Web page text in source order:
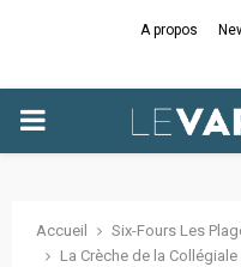
A propos
PRIMARY
Accueil
Six-Fours Les
La Crèche de la